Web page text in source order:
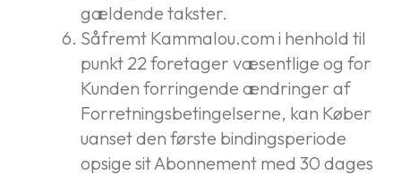
gældende takster.
Såfremt Kammalou.com i henhold til
punkt 22 foretager væsentlige og for
Kunden forringende ændringer af
Forretningsbetingelserne, kan Køber
uanset den første bindingsperiode
opsige sit Abonnement med 30 dages